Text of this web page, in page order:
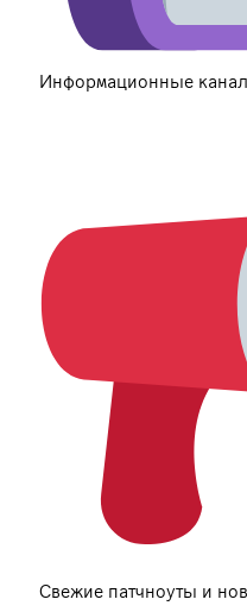
Информационные
Свежие патчноуты и